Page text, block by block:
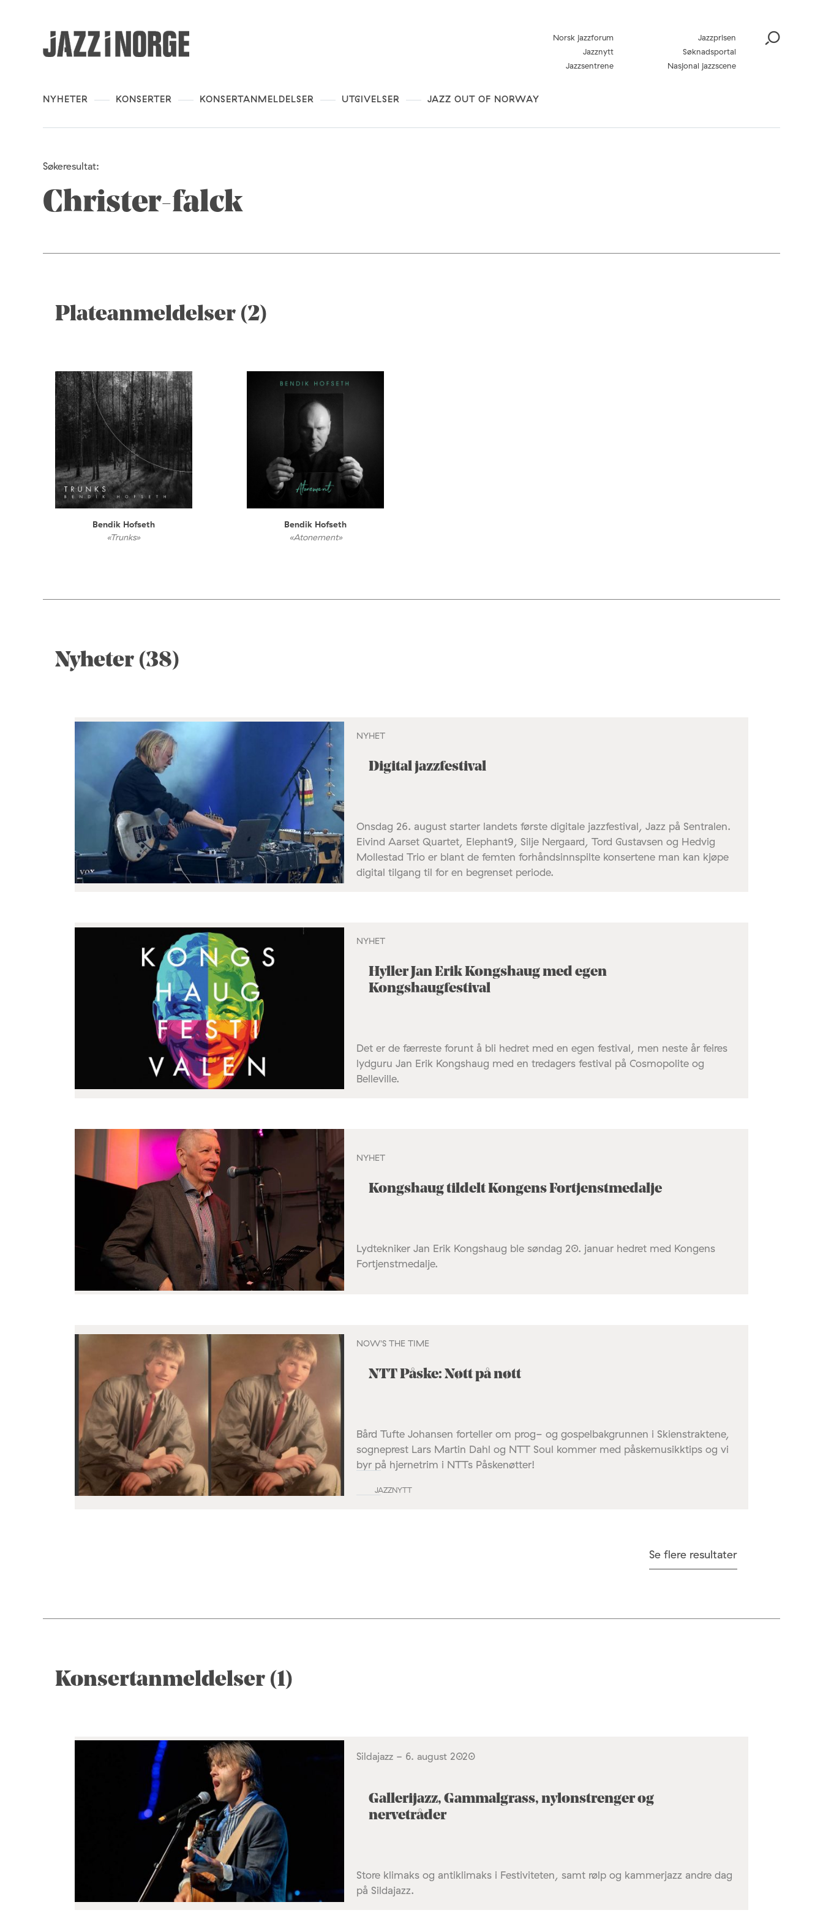
NYHETER KONSERTER KONSERTANMELDELSER UTGIVELSER JAZZ OUT OF NORWAY
Norsk jazzforum
Jazzprisen
Jazznytt
Søknadsportal
Jazzsentrene
Nasjonal jazzscene
Søkeresultat:
Christer-falck
Plateanmeldelser (2)
Bendik Hofseth
«Trunks»
Bendik Hofseth
«Atonement»
Nyheter (38)
NYHET
Digital jazzfestival
Onsdag 26. august starter landets første digitale jazzfestival, Jazz på Sentralen.
Eivind Aarset Quartet, Elephant9, Silje Nergaard, Tord Gustavsen og Hedvig
Mollestad Trio er blant de femten forhåndsinnspilte konsertene man kan kjøpe
digital tilgang til for en begrenset periode.
NYHET
Hyller Jan Erik Kongshaug med egen
Kongshaugfestival
Det er de færreste forunt å bli hedret med en egen festival, men neste år feires
lydguru Jan Erik Kongshaug med en tredagers festival på Cosmopolite og
Belleville.
NYHET
Kongshaug tildelt Kongens Fortjenstmedalje
Lydtekniker Jan Erik Kongshaug ble søndag 20. januar hedret med Kongens
Fortjenstmedalje.
NOW'S THE TIME
NTT Påske: Nøtt på nøtt
Bård Tufte Johansen forteller om prog- og gospelbakgrunnen i Skienstraktene,
sogneprest Lars Martin Dahl og NTT Soul kommer med påskemusikktips og vi
byr på hjernetrim i NTTs Påskenøtter!
JAZZNYTT
Se flere resultater
Konsertanmeldelser (1)
Sildajazz - 6. august 2020
Gallerijazz, Gammalgrass, nylonstrenger og
nervetråder
Store klimaks og antiklimaks i Festiviteten, samt rølp og kammerjazz andre dag
på Sildajazz.